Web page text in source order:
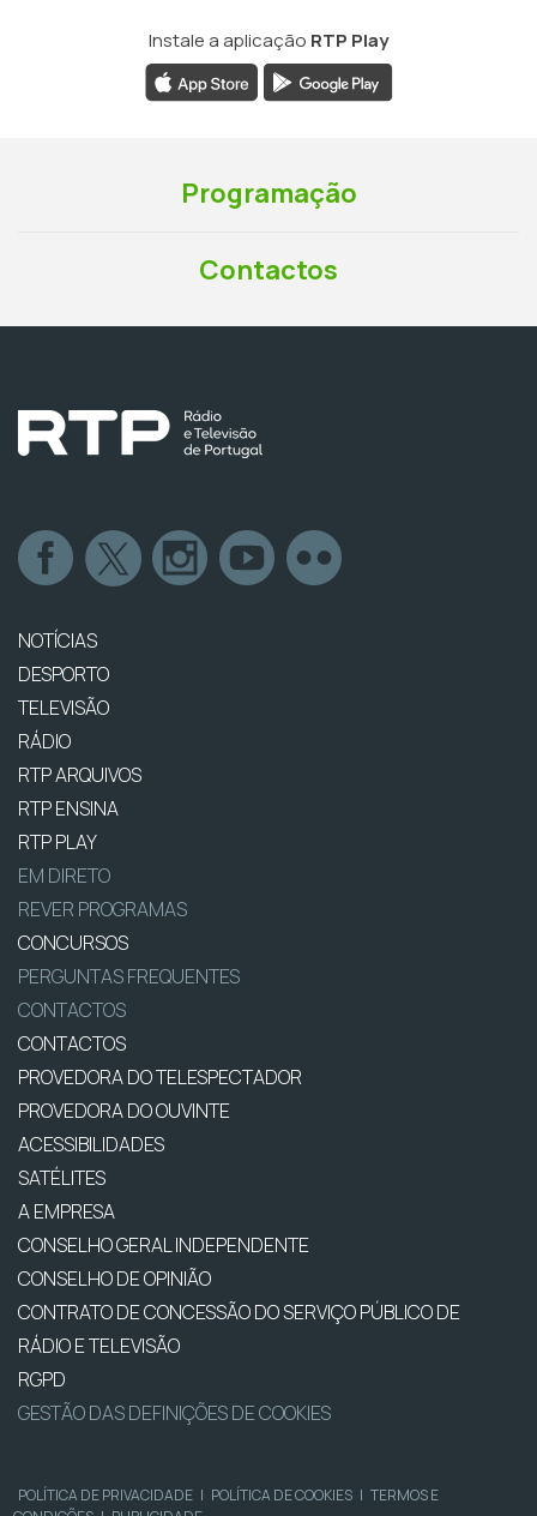
Instale a aplicação RTP Play
Programação
Contactos
NOTÍCIAS
DESPORTO
TELEVISÃO
RÁDIO
RTP ARQUIVOS
RTP ENSINA
RTP PLAY
EM DIRETO
REVER PROGRAMAS
CONCURSOS
PERGUNTAS FREQUENTES
CONTACTOS
CONTACTOS
PROVEDORA DO TELESPECTADOR
PROVEDORA DO OUVINTE
ACESSIBILIDADES
SATÉLITES
A EMPRESA
CONSELHO GERAL INDEPENDENTE
CONSELHO DE OPINIÃO
CONTRATO DE CONCESSÃO DO SERVIÇO PÚBLICO DE
RÁDIO E TELEVISÃO
RGPD
GESTÃO DAS DEFINIÇÕES DE COOKIES
POLÍTICA DE PRIVACIDADE | POLÍTICA DE COOKIES | TERMOS E